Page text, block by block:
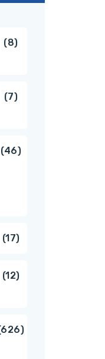
88
77
4646
1717
producten
1212
626626